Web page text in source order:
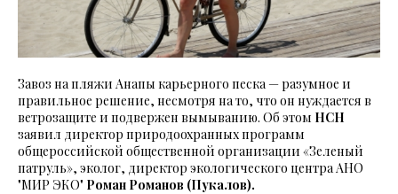
Завоз на пляжи Анапы карьерного песка — разумное и
правильное решение, несмотря на то, что он нуждается в
ветрозащите и подвержен вымыванию. Об этом НСН
заявил директор природоохранных программ
общероссийской общественной организации «Зеленый
патруль», эколог, директор экологического центра АНО
"МИР ЭКО" Роман Романов (Пукалов).